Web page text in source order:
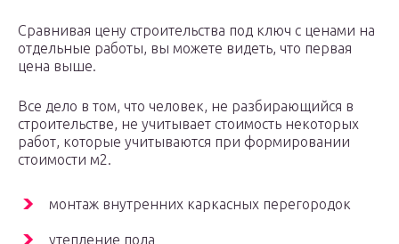
Сравнивая цену строительства под ключ с ценами на
отдельные работы, вы можете видеть, что первая
цена выше.
Все дело в том, что человек, не разбирающийся в
строительстве, не учитывает стоимость некоторых
работ, которые учитываются при формировании
стоимости м2.
монтаж внутренних каркасных перегородок
утепление пола